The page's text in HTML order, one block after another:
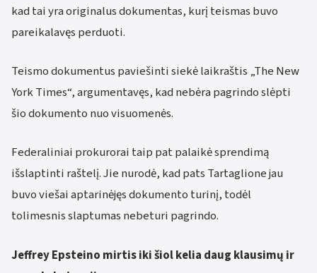
kad tai yra originalus dokumentas, kurį teismas buvo
pareikalavęs perduoti.
Teismo dokumentus paviešinti siekė laikraštis „The New
York Times“, argumentavęs, kad nebėra pagrindo slėpti
šio dokumento nuo visuomenės.
Federaliniai prokurorai taip pat palaikė sprendimą
išslaptinti raštelį. Jie nurodė, kad pats Tartaglione jau
buvo viešai aptarinėjęs dokumento turinį, todėl
tolimesnis slaptumas nebeturi pagrindo.
Jeffrey Epsteino mirtis iki šiol kelia daug klausimų ir